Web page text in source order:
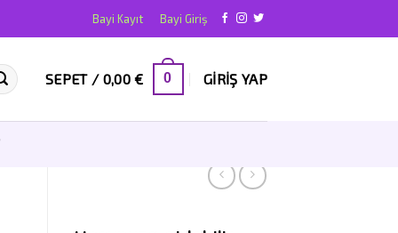
Bayi Kayıt Bayi Giriş
SEPET / 0,00€ 0 GIRIŞ YAP